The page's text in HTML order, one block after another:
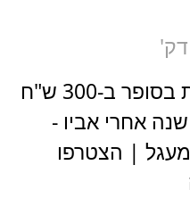
איך עושים קניות בסופר ב-300 ש"ח
בלבד? וגם: 50 שנה אחרי אביו -
מעגל | הצטרפו